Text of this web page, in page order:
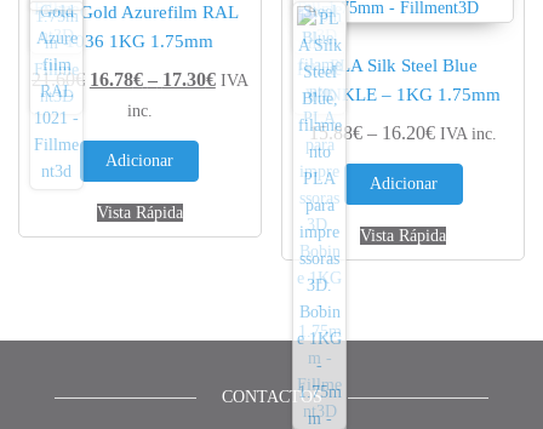
ASA Gold Azurefilm RAL
1036 1KG 1.75mm
21.60€ 16.78€ – 17.30€Price range: 16.78€ through 17.30€
IVA
inc.
Adicionar
Vista Rápida
PLA Silk Steel Blue
WINKLE – 1KG 1.75mm
15.88€ – 16.20€Price range:
IVA inc.
Adicionar
Vista Rápida
CONTACTOS